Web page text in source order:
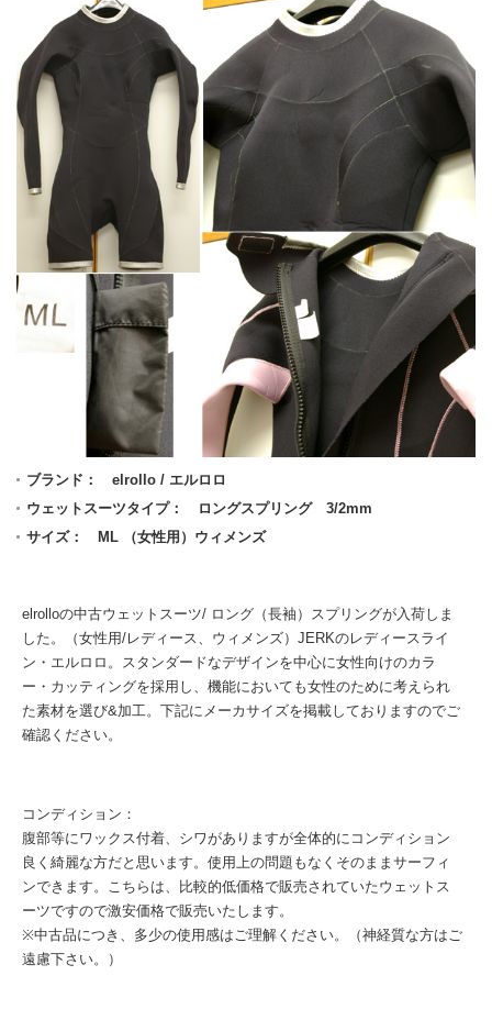
ブランド： elrollo / エルロロ
ウェットスーツタイプ： ロングスプリング 3/2mm
サイズ： ML （女性用）ウィメンズ
elrolloの中古ウェットスーツ/ ロング（長袖）スプリングが入荷しま
した。（女性用/レディース、ウィメンズ）JERKのレディースライ
ン・エルロロ。スタンダードなデザインを中心に女性向けのカラ
ー・カッティングを採用し、機能においても女性のために考えられ
た素材を選び&加工。下記にメーカサイズを掲載しておりますのでご
確認ください。
コンディション：
腹部等にワックス付着、シワがありますが全体的にコンディション
良く綺麗な方だと思います。使用上の問題もなくそのままサーフィ
ンできます。こちらは、比較的低価格で販売されていたウェットス
ーツですので激安価格で販売いたします。
※中古品につき、多少の使用感はご理解ください。（神経質な方はご
遠慮下さい。）